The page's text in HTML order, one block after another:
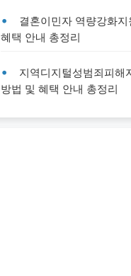
결혼이민자 역량강화
혜택 안내 총정리
지역디지털성범죄피해
방법 및 혜택 안내 총정리